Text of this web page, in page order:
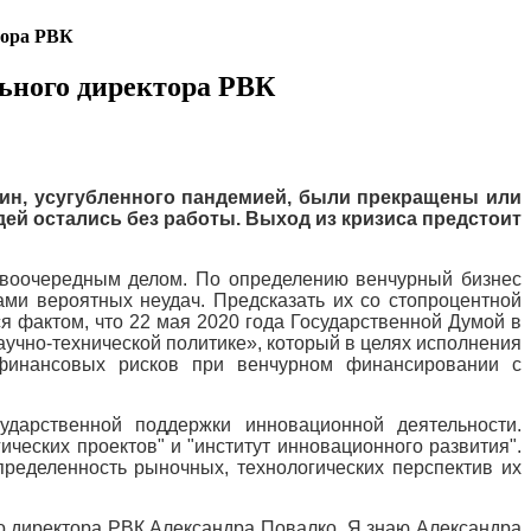
РВК
директора РВК
усугубленного пандемией, были прекращены или
остались без работы. Выход из кризиса предстоит
делом. По определению венчурный бизнес
вероятных неудач. Предсказать их со стопроцентной
фактом, что 22 мая 2020 года Государственной Думой в
технической политике», который в целях исполнения
рисков при венчурном финансировании с
поддержки инновационной деятельности.
проектов" и "институт инновационного развития".
рыночных, технологических перспектив их